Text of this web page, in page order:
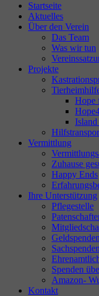
Startseite
Aktuelles
Über den Verein
Das Team
Was wir tun
Projekte
Hope
Vermittlung
Zuhause
Happy Ends
Ihre Unterstützung
Pflegestelle
Geldspenden
Sachspenden
Spenden
Amazon-
Kontakt